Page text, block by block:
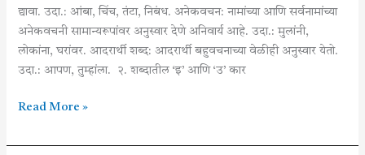
द्यावा. उदा.: आंबा, चिंच, तंटा, निबंध. अनेकवचन: नामांच्या आणि सर्वनामांच्या
अनेकवचनी सामान्यरूपांवर अनुस्वार देणे अनिवार्य आहे. उदा.: मुलांनी,
लोकांना, घरांवर. आदरार्थी शब्द: आदरार्थी बहुवचनाच्या वेळीही अनुस्वार येतो.
उदा.: आपण, तुम्हांला. २. शब्दातील ‘इ’ आणि ‘उ’ कार
Read More »